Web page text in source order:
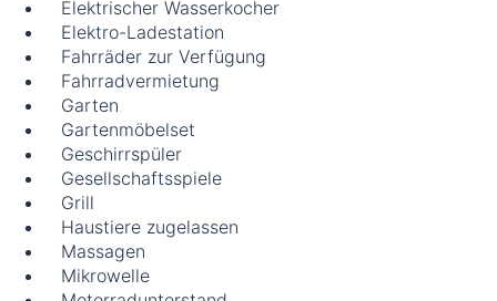
Elektrischer Wasserkocher
Elektro-Ladestation
Fahrräder zur Verfügung
Fahrradvermietung
Garten
Gartenmöbelset
Geschirrspüler
Gesellschaftsspiele
Grill
Haustiere zugelassen
Massagen
Mikrowelle